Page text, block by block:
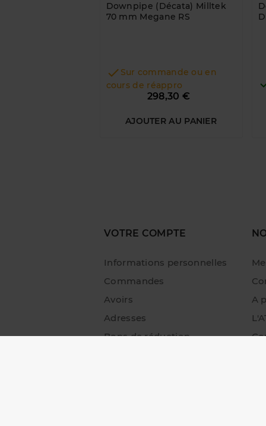
Downpipe (Décata) Milltek
70 mm Megane RS
 Sur commande ou en
cours de réappro
298,30 €
AJOUTER AU PANIER
VOTRE COMPTE
Informations personnelles
Commandes
Avoirs
Adresses
Bons de réduction
A